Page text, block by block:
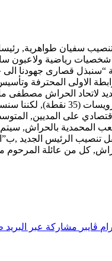
تنصيب سفيان طواهرية,
رياضية ولاعبون
“سنبذل قصارى جهودنا الى
الاولى المحترفة
لاتحاد الحراش
على المديين,
بصفة نهائية لإعادة انجازه من جديد بسعة
تنصيب الرئيس الجديد
كل من عائلة المرحوم
ڤايبر مشاركة عبر البريد